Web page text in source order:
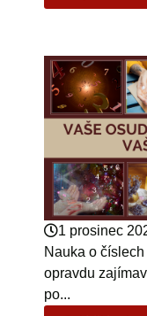
1 prosinec
Nauka o
opravdu
po...